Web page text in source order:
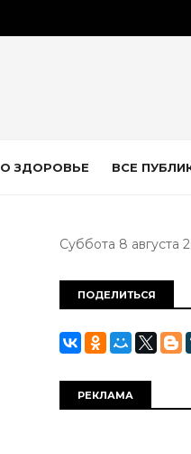
О ЗДОРОВЬЕ ВСЕ
Суббота 8 августа
ПОДЕЛИТЬСЯ
РЕКЛАМА